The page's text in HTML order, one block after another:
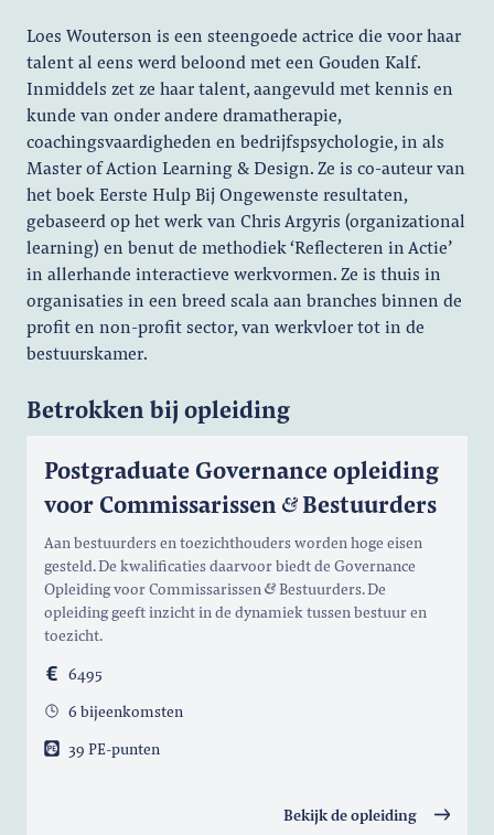
Loes Wouterson is een steengoede actrice die voor haar
talent al eens werd beloond met een Gouden Kalf.
Inmiddels zet ze haar talent, aangevuld met kennis en
kunde van onder andere dramatherapie,
coachingsvaardigheden en bedrijfspsychologie, in als
Master of Action Learning & Design. Ze is co-auteur van
het boek Eerste Hulp Bij Ongewenste resultaten,
gebaseerd op het werk van Chris Argyris (organizational
learning) en benut de methodiek ‘Reflecteren in Actie’
in allerhande interactieve werkvormen. Ze is thuis in
organisaties in een breed scala aan branches binnen de
profit en non-profit sector, van werkvloer tot in de
bestuurskamer.
Betrokken bij opleiding
Postgraduate Governance opleiding
voor Commissarissen
Bestuurders
Aan bestuurders en toezichthouders worden hoge eisen
gesteld. De kwalificaties daarvoor biedt de Governance
Opleiding voor Commissarissen
Bestuurders. De
opleiding geeft inzicht in de dynamiek tussen bestuur en
toezicht.
6495
6 bijeenkomsten
39 PE-punten
Bekijk de opleiding